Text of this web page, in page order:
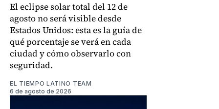
El eclipse solar total del 12 de
agosto no será visible desde
Estados Unidos: esta es la guía de
qué porcentaje se verá en cada
ciudad y cómo observarlo con
seguridad.
EL TIEMPO LATINO TEAM
6 de agosto de 2026